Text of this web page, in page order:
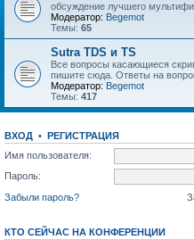
обсуждение лучшего
Модератор: Begemot
Темы: 65
Sutra TDS и TS
Все вопросы касающиеся
пишите сюда. Ответы на
Модератор: Begemot
Темы: 417
ВХОД • РЕГИСТРАЦИЯ
Имя пользователя:
Пароль:
Забыли пароль?
КТО СЕЙЧАС НА КОНФЕРЕНЦИИ